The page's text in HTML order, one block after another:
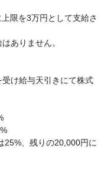
限を3万円として支給さ
ありません。
け給与天引きにて株式
25%、残りの20,000円に